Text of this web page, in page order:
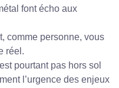
font écho aux
comme personne, vous
réel.
pourtant pas hors sol
l’urgence des enjeux